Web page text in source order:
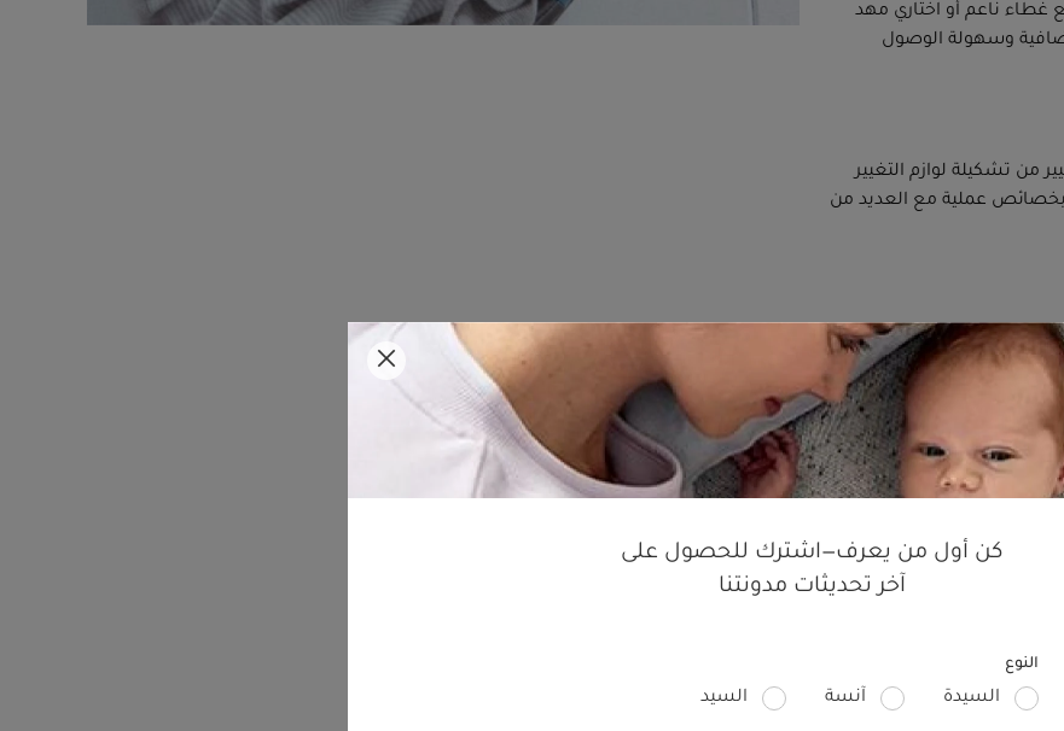
غطاء ناعم أو اختاري مهد
وسهولة الوصول
من تشكيلة لوازم التغيير
وبخصائص عملية مع العديد من
ننصحكِ بزيارة قسم ملحقات
ستجعل من حياتكِ أكثر
الصدر ووسائد الرضاعة،
يجب تحضيرها استعداداً
مثل طقم ويلكم تو ذا
لأنّ حديثي الولادة
على استعداد تام.
أو النوم، حيث أنّ
كن أول من يعرف—اشترك للحصول على
آخر تحديثات مدونتنا
النوع
السيدة آنسة السيد